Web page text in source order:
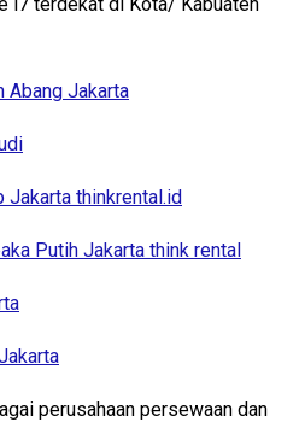
perusahaan persewaan dan